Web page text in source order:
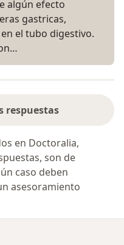
algún efecto
gastricas,
el tubo digestivo.
respuestas
en Doctoralia,
son de
caso deben
asesoramiento